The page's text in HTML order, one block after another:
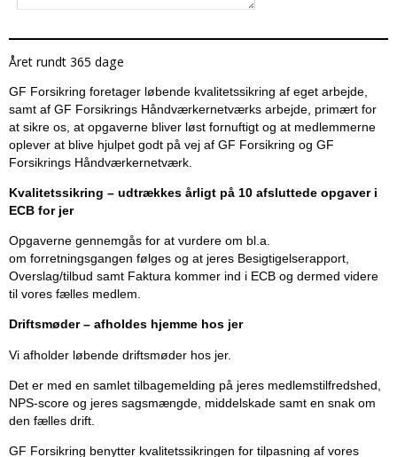
Året rundt 365 dage
GF Forsikring foretager løbende kvalitetssikring af eget arbejde,
samt af GF Forsikrings Håndværkernetværks arbejde, primært for
at sikre os, at opgaverne bliver løst fornuftigt og at medlemmerne
oplever at blive hjulpet godt på vej af GF Forsikring og GF
Forsikrings Håndværkernetværk.
Kvalitetssikring – udtrækkes årligt på 10 afsluttede opgaver i
ECB for jer
Opgaverne gennemgås for at vurdere om bl.a.
om forretningsgangen følges og at jeres Besigtigelserapport,
Overslag/tilbud samt Faktura kommer ind i ECB og dermed videre
til vores fælles medlem.
Driftsmøder – afholdes hjemme hos jer
Vi afholder løbende driftsmøder hos jer.
Det er med en samlet tilbagemelding på jeres medlemstilfredshed,
NPS-score og jeres sagsmængde, middelskade samt en snak om
den fælles drift.
GF Forsikring benytter kvalitetssikringen for tilpasning af vores